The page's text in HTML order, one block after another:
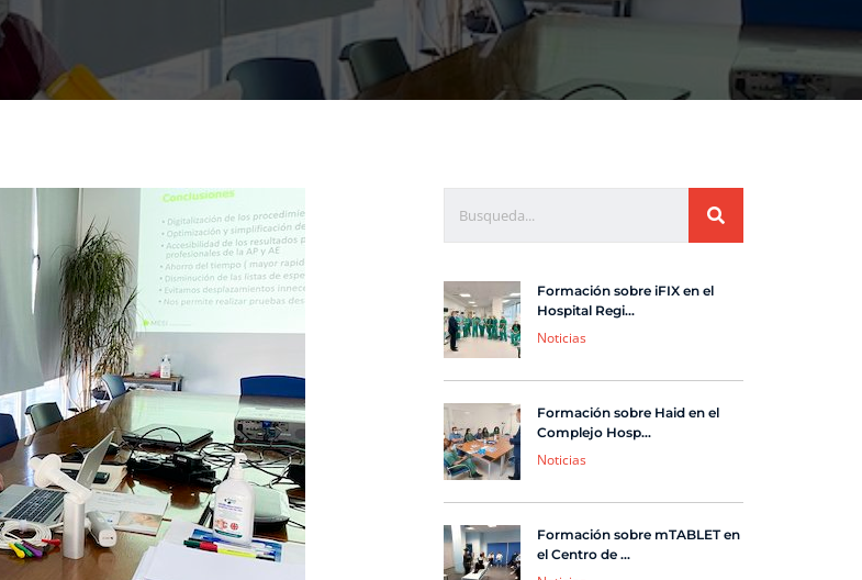
Formación sobre iFIX en el
Hospital Regi...
Noticias
Formación sobre Haid en el
Complejo Hosp...
Noticias
Formación sobre mTABLET en
el Centro de ...